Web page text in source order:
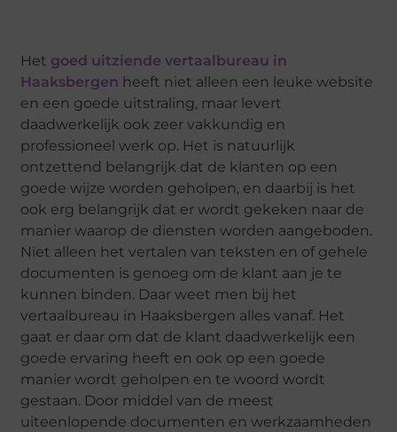
Het goed uitziende vertaalbureau in
Haaksbergen heeft niet alleen een leuke website
en een goede uitstraling, maar levert
daadwerkelijk ook zeer vakkundig en
professioneel werk op. Het is natuurlijk
ontzettend belangrijk dat de klanten op een
goede wijze worden geholpen, en daarbij is het
ook erg belangrijk dat er wordt gekeken naar de
manier waarop de diensten worden aangeboden.
Niet alleen het vertalen van teksten en of gehele
documenten is genoeg om de klant aan je te
kunnen binden. Daar weet men bij het
vertaalbureau in Haaksbergen alles vanaf. Het
gaat er daar om dat de klant daadwerkelijk een
goede ervaring heeft en ook op een goede
manier wordt geholpen en te woord wordt
gestaan. Door middel van de meest
uiteenlopende documenten en werkzaamheden